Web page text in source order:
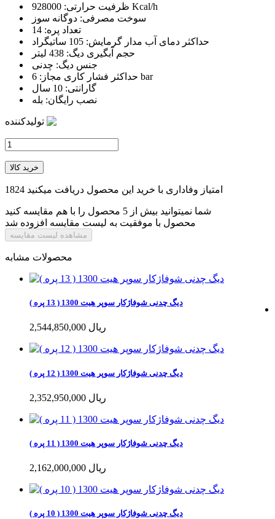
ظرفیت حرارتی: 928000 Kcal/h
سوخت مصرفی: دوگانه سوز
تعداد پره: 14
حداکثر دمای آب مدار گرمایش: 105 ساتیگراد
حجم آبگیری دیگ: 438 لیتر
جنس دیگ: چدنی
حداکثر فشار کاری مجاز: 6 bar
گارانتی: 10 سال
نصب رایگان: بله
تولیدکننده
خرید کالا
1824 امتیاز وفاداری با خرید این محصول دریافت میکنید
شما نمیتوانید بیش از 5 محصول را با هم مقایسه کنید
محصول با موفقیت به لیست مقایسه افزوده شد
مشاهده لیست مقایسه
محصولات مشابه
دیگ چدنی شوفاژکار سوپر هیت 1300 ( 13 پره )
2,544,850,000 ریال
دیگ چدنی شوفاژکار سوپر هیت 1300 ( 12 پره )
2,352,950,000 ریال
دیگ چدنی شوفاژکار سوپر هیت 1300 ( 11 پره )
2,162,000,000 ریال
دیگ چدنی شوفاژکار سوپر هیت 1300 ( 10 پره )